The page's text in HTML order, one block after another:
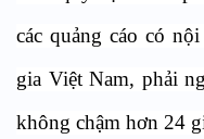
các quảng cáo có
gia Việt Nam, phải
không chậm hơn 24